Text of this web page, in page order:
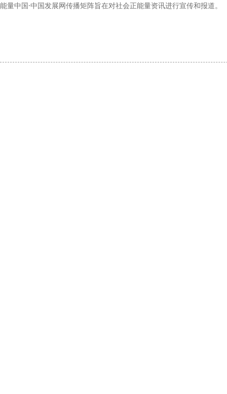
能量中国·中国发展网传播矩阵旨在对社会正能量资讯进行宣传和报道。